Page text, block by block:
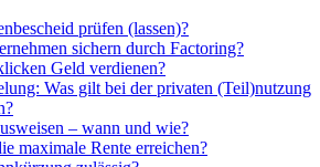
prüfen (lassen)?
sichern durch Factoring?
Geld verdienen?
Was gilt bei der privaten (Teil)nutzung
– wann und wie?
maximale Rente erreichen?